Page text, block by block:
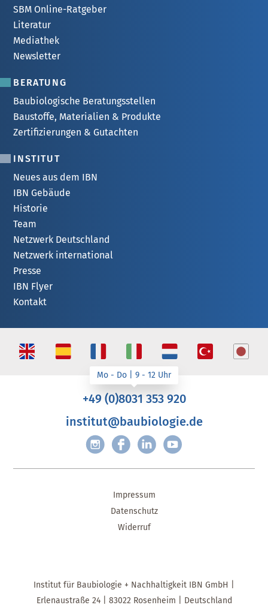
SBM Online-Ratgeber
Literatur
Mediathek
Newsletter
BERATUNG
Baubiologische Beratungsstellen
Baustoffe, Materialien & Produkte
Zertifizierungen & Gutachten
INSTITUT
Neues aus dem IBN
IBN Gebäude
Historie
Team
Netzwerk Deutschland
Netzwerk international
Presse
IBN Flyer
Kontakt
+49 (0)8031 353 920
institut@baubiologie.de
Impressum
Datenschutz
Widerruf
Institut für Baubiologie + Nachhaltigkeit IBN GmbH |
Erlenaustraße 24 | 83022 Rosenheim | Deutschland